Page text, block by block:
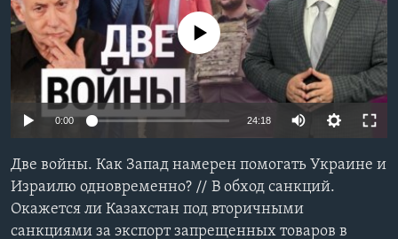
Learning English
СОЦИАЛЬНЫЕ СЕТИ
Языки
No media source currently available
0:00 24:18
Две войны. Как Запад намерен помогать Украине и
Израилю одновременно? // В обход санкций.
Окажется ли Казахстан под вторичными
санкциями за экспорт запрещенных товаров в